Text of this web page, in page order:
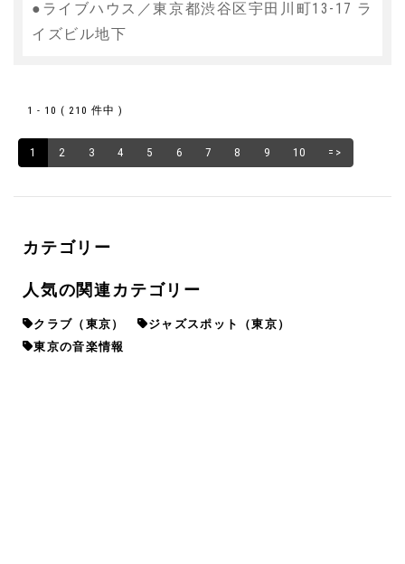
●ライブハウス／東京都渋谷区宇田川町13-17 ラ
イズビル地下
1 - 10 ( 210 件中 )
1 2 3 4 5 6 7 8 9 10 =>
カテゴリー
人気の関連カテゴリー
クラブ（東京）
ジャズスポット（東京）
東京の音楽情報